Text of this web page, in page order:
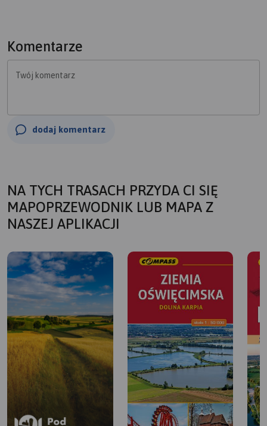
Komentarze
Twój komentarz
dodaj komentarz
NA TYCH TRASACH PRZYDA CI SIĘ
MAPOPRZEWODNIK LUB MAPA Z
NASZEJ APLIKACJI